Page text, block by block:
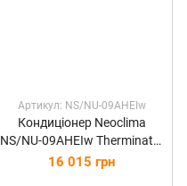
Артикул: NS/NU-09AHEIw
Кондиціонер Neoclima
NS/NU-09AHEIw Therminator
2.0 Inverter
16 015 грн